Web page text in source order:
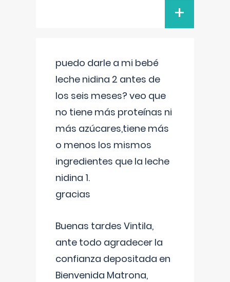
+
puedo darle a mi bebé
leche nidina 2 antes de
los seis meses? veo que
no tiene más proteínas ni
más azúcares,tiene más
o menos los mismos
ingredientes que la leche
nidina 1.
gracias
Buenas tardes Vintila,
ante todo agradecer la
confianza depositada en
Bienvenida Matrona,